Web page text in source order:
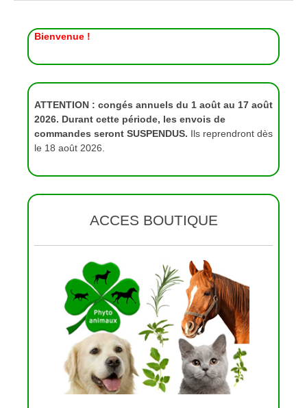
Bienvenue !
ATTENTION : congés annuels du 1 août au 17 août
2026. Durant cette période, les envois de
commandes seront SUSPENDUS. Ils reprendront dès
le 18 août 2026.
ACCES BOUTIQUE